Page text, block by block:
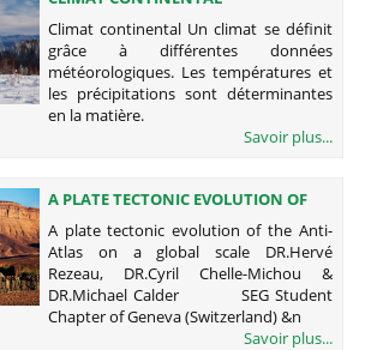
Climat continental Un climat se définit
grâce à différentes données
météorologiques. Les températures et
les précipitations sont déterminantes
en la matière.
Savoir plus...
A PLATE TECTONIC EVOLUTION OF
THE ANTI-ATLAS ON A GLOBAL SCALE
A plate tectonic evolution of the Anti-
Atlas on a global scale DR.Hervé
Rezeau, DR.Cyril Chelle-Michou &
DR.Michael Calder SEG Student
Chapter of Geneva (Switzerland) &n
Savoir plus...